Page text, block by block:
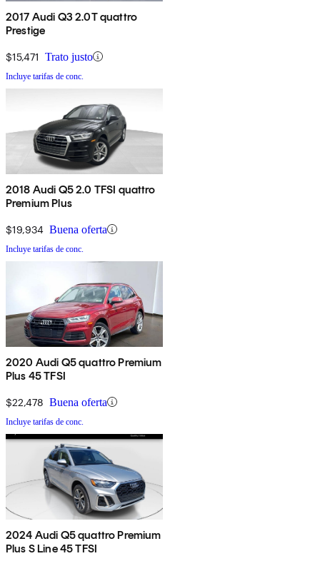
2017 Audi Q3 2.0T quattro
Prestige
$15,471 Trato justo
Incluye tarifas de conc.
2018 Audi Q5 2.0 TFSI quattro
Premium Plus
$19,934 Buena oferta
Incluye tarifas de conc.
2020 Audi Q5 quattro Premium
Plus 45 TFSI
$22,478 Buena oferta
Incluye tarifas de conc.
2024 Audi Q5 quattro Premium
Plus S Line 45 TFSI